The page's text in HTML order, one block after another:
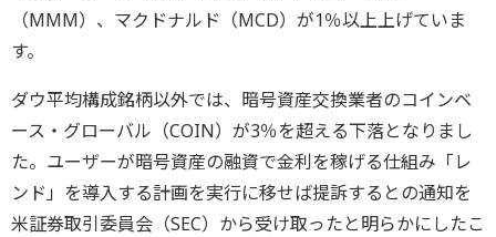
（MMM）、マクドナルド（MCD）が1％以上上げていま
す。
ダウ平均構成銘柄以外では、暗号資産交換業者のコインベ
ース・グローバル（COIN）が3％を超える下落となりまし
た。ユーザーが暗号資産の融資で金利を稼げる仕組み「レ
ンド」を導入する計画を実行に移せば提訴するとの通知を
米証券取引委員会（SEC）から受け取ったと明らかにしたこ